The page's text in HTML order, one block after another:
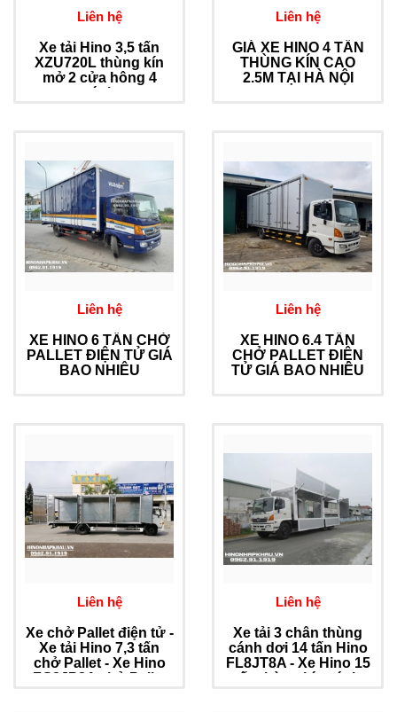
Liên hệ
Xe tải Hino 3,5 tấn
XZU720L thùng kín
mở 2 cửa hông 4
cánh
Liên hệ
GIÁ XE HINO 4 TẤN
THÙNG KÍN CAO
2.5M TẠI HÀ NỘI
Liên hệ
XE HINO 6 TẤN CHỞ
PALLET ĐIỆN TỬ GIÁ
BAO NHIÊU
Liên hệ
XE HINO 6.4 TẤN
CHỞ PALLET ĐIỆN
TỬ GIÁ BAO NHIÊU
Liên hệ
Xe chở Pallet điện tử -
Xe tải Hino 7,3 tấn
chở Pallet - Xe Hino
FG8JP8A chở Pallet
Liên hệ
Xe tải 3 chân thùng
cánh dơi 14 tấn Hino
FL8JT8A - Xe Hino 15
tấn thùng kín cánh